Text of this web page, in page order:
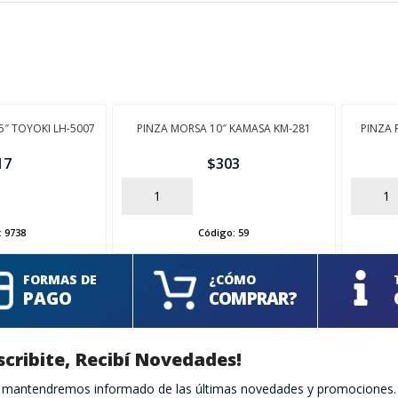
TOYOKI LH-5007
9738
PINZA MORSA 10″ KAMASA KM-281
$303
AÑADIR
Código:59
PINZA
AÑADIR
FORMAS DE
PAGO
¿CÓMO
COMPRAR?
Recibí Novedades!
informado de las últimas novedades y promociones.